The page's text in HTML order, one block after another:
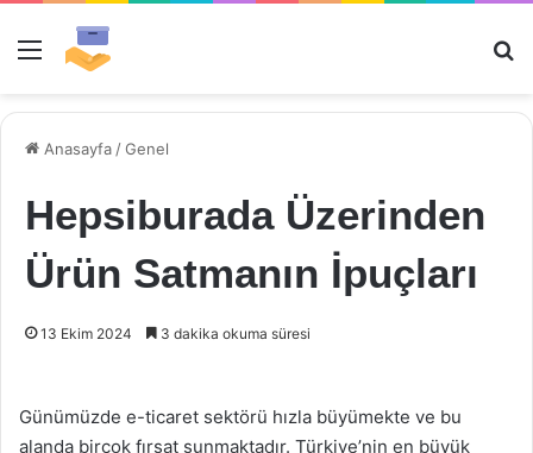
Menü
Anasayfa /Genel
Hepsiburada Üzerinden
Ürün Satmanın İpuçları
13 Ekim 2024 3 dakika okuma süresi
Günümüzde e-ticaret sektörü hızla büyümekte ve bu
alanda birçok fırsat sunmaktadır. Türkiye’nin en büyük